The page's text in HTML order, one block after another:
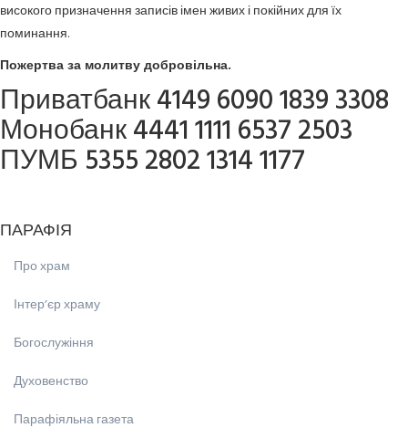
високого призначення записів імен живих і покійних для їх
поминання.
Пожертва за молитву добровільна.
Приватбанк 4149 6090 1839 3308
Монобанк 4441 1111 6537 2503
ПУМБ 5355 2802 1314 1177
ПАРАФІЯ
Про храм
Інтерʼєр храму
Богослужіння
Духовенство
Парафіяльна газета